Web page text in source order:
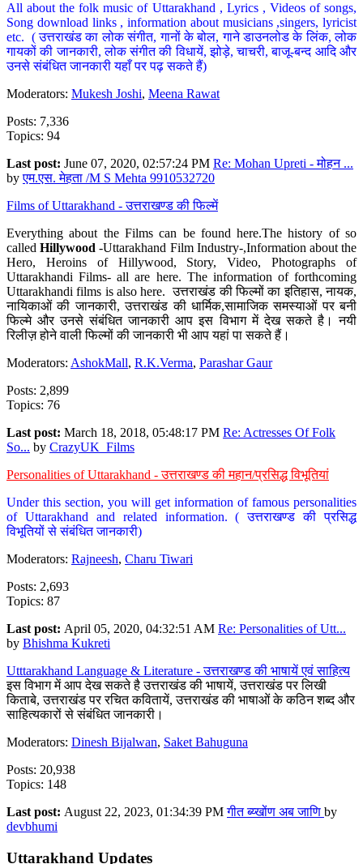
All about the folk music of Uttarakhand , Lyrics , Videos of songs,
Song download links , information about musicians ,singers, lyricist
etc. ( उत्तराखंड का लोक संगीत, गानों के बोल, गाने डाउनलोड के लिंक, लोक
गायकों की जानकारी, लोक संगीत की विधायें, झोड़े, चाचरी, बाजू-बन्द आदि और
उनसे संबंधित जानकारी यहाँ पर पढ़ सकते हैं)
Moderators: Mukesh Joshi, Meena Rawat
Posts: 7,336
Topics: 94
Last post: June 07, 2020, 02:57:24 PM Re: Mohan Upreti - मोहन ...
byएम.एस. मेहता /M S Mehta 9910532720
Films of Uttarakhand - उत्तराखण्ड की फिल्में
Everything about the Films can be found here.The history of so
calledHillywood-Uttarakhand Film Industry-,Information about the
Hero, Heroins of Hillywood, Story, Video, Photographs of
Uttarakhandi Films- all are here. The information of forthcoming
Uttarakhandi films is also here. उत्तराखंड की फिल्मों का इतिहास, नायक,
नायिकाओं की जानकारी, उत्तराखंड की धार्मिक,सामाजिक समस्याओं पर बनी
फिल्मे और उनसे संबंधित जानकारी आप इस विभाग में देख सकते है। नयी
रिलीज़ होने वाली फिल्मों की जानकारी भी आप यहां पा सकते हैं।
Moderators: AshokMall, R.K.Verma, Parashar Gaur
Posts: 2,899
Topics: 76
Last post: March 18, 2018, 05:48:17 PM Re: Actresses Of Folk
So... by CrazyUK_Films
Personalities of Uttarakhand - उत्तराखण्ड की महान/प्रसिद्ध विभूतियां
Under this section, you will get information of famous personalities
of Uttarakhand and related information. ( उत्तराखण्ड की प्रसिद्ध
विभूतियों से संबंधित जानकारी)
Moderators: Rajneesh, Charu Tiwari
Posts: 2,693
Topics: 87
Last post: April 05, 2020, 04:32:51 AM Re: Personalities of Utt...
by Bhishma Kukreti
Utttarakhand Language & Literature - उत्तराखण्ड की भाषायें एवं साहित्य
इस विभाग में आप देख सकते है उत्तराखंड की भाषायें, उत्तराखंड पर लिखी
किताबे, उत्तराखंड पर रचित कवितायें, उत्तराखंड की भाषाओं के कठिन शब्द और
साहित्यकारों से संबंधित जानकारी।
Moderators: Dinesh Bijalwan, Saket Bahuguna
Posts: 20,938
Topics: 148
Last post: August 22, 2023, 01:34:39 PMगीत ब्य्खोंण अब जाणि by
devbhumi
Uttarakhand Updates